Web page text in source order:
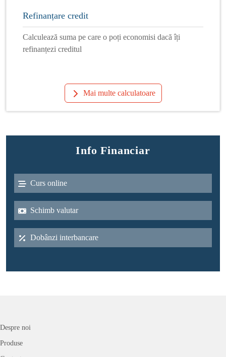
Refinanțare credit
Calculează suma pe care o poți economisi dacă îți
refinanțezi creditul
Mai multe calculatoare
Info Financiar
Curs online
Schimb valutar
Dobânzi interbancare
Despre noi
Produse